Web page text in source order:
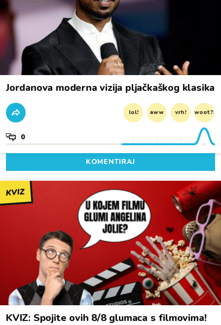
Jordanova moderna vizija pljačkaškog klasika
lol! aww vrh! woot?!
0
KOMENTIRAJ
KVIZ
KVIZ: Spojite ovih 8/8 glumaca s filmovima!